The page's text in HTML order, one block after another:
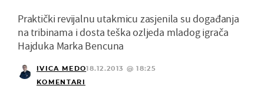
Praktički revijalnu utakmicu zasjenila su događanja
na tribinama i dosta teška ozljeda mladog igrača
Hajduka Marka Bencuna
IVICA MEDO18.12.2013 @ 18:25
KOMENTARI